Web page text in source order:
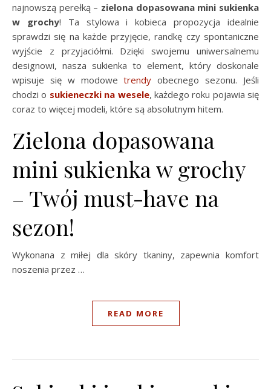
najnowszą perełką – zielona dopasowana mini sukienka
w grochy! Ta stylowa i kobieca propozycja idealnie
sprawdzi się na każde przyjęcie, randkę czy spontaniczne
wyjście z przyjaciółmi. Dzięki swojemu uniwersalnemu
designowi, nasza sukienka to element, który doskonale
wpisuje się w modowetrendy obecnego sezonu. Jeśli
chodzi o sukieneczki na wesele, każdego roku pojawia się
coraz to więcej modeli, które są absolutnym hitem.
Zielona dopasowana
mini sukienka w grochy
– Twój must-have na
sezon!
Wykonana z miłej dla skóry tkaniny, zapewnia komfort
noszenia przez …
READ MORE